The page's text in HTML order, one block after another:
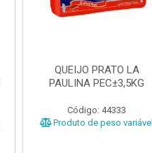
QUEIJO PRATO LA
PAULINA PEC±3,5KG
Código: 44333
Produto de peso variável